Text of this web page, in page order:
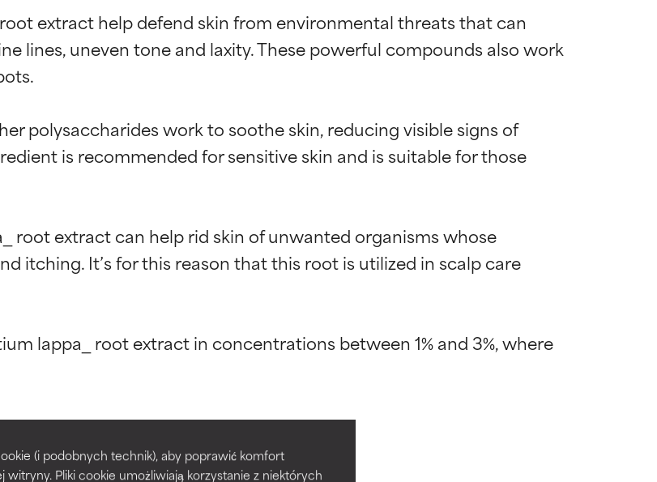
(i podobnych technik), aby poprawić komfort
witryny. Pliki cookie umożliwiają korzystanie z niektórych
extract help defend skin from environmental threats that can
lines, uneven tone and laxity. These powerful compounds also work
polysaccharides work to soothe skin, reducing visible signs of
is recommended for sensitive skin and is suitable for those
root extract can help rid skin of unwanted organisms whose
itching. It’s for this reason that this root is utilized in scalp care
lappa_ root extract in concentrations between 1% and 3%, where
niezależne badania. Wyjątkowy składnik aktywny
stabilności lub penetracji formuły.
niezależne badania. Wyjątkowy składnik aktywny
stabilności lub penetracji formuły.